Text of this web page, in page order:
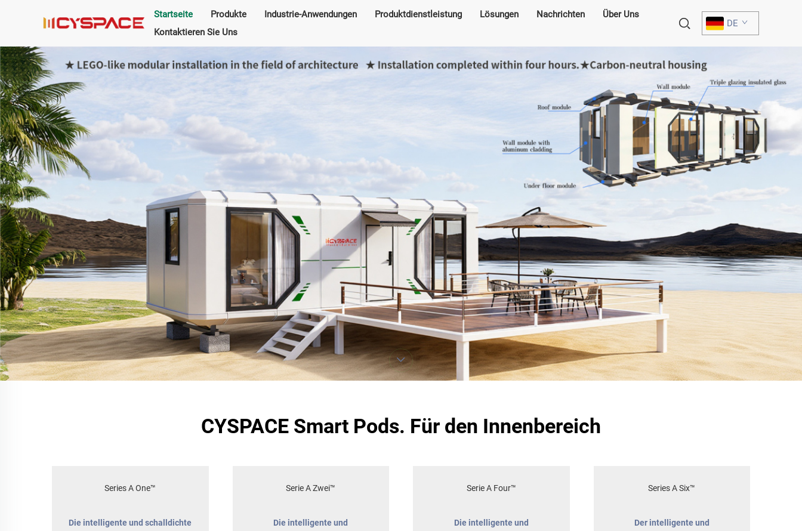
Startseite Produkte Industrie-Anwendungen Produktdienstleistung Lösungen Nachrichten
Über Uns
Kontaktieren Sie Uns
DE
CYSPACE Smart Pods. Für den Innenbereich
Series A One™
Die intelligente und schalldichte
Serie A Zwei™
Die intelligente und
Serie A Four™
Die intelligente und
Series A Six™
Der intelligente und